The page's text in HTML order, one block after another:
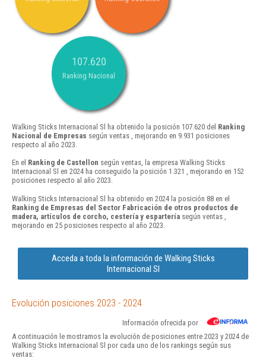
107.620
Ranking Nacional
Walking Sticks Internacional Sl ha obtenido la posición 107.620 del Ranking
Nacional de Empresas según ventas , mejorando en 9.931 posiciones
respecto al año 2023.
En el Ranking de Castellon según ventas, la empresa Walking Sticks
Internacional Sl en 2024 ha conseguido la posición 1.321 , mejorando en 152
posiciones respecto al año 2023.
Walking Sticks Internacional Sl ha obtenido en 2024 la posición 88 en el
Ranking de Empresas del Sector Fabricación de otros productos de
madera, artículos de corcho, cestería y espartería según ventas ,
mejorando en 25 posiciones respecto al año 2023.
Acceda a toda la información de Walking Sticks
Internacional Sl
Evolución posiciones 2023 - 2024
Información ofrecida por
A continuación le mostramos la evolución de posiciones entre 2023 y 2024 de
Walking Sticks Internacional Sl por cada uno de los rankings según sus
ventas: